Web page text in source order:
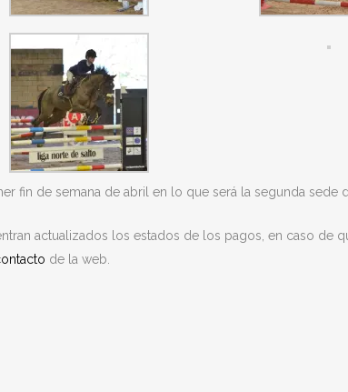
fin de semana de abril en lo que será la segunda sede
actualizados los estados de los pagos, en caso de
de la web.